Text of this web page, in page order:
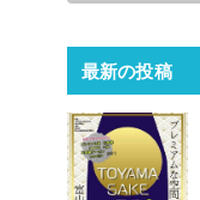
最新の投稿